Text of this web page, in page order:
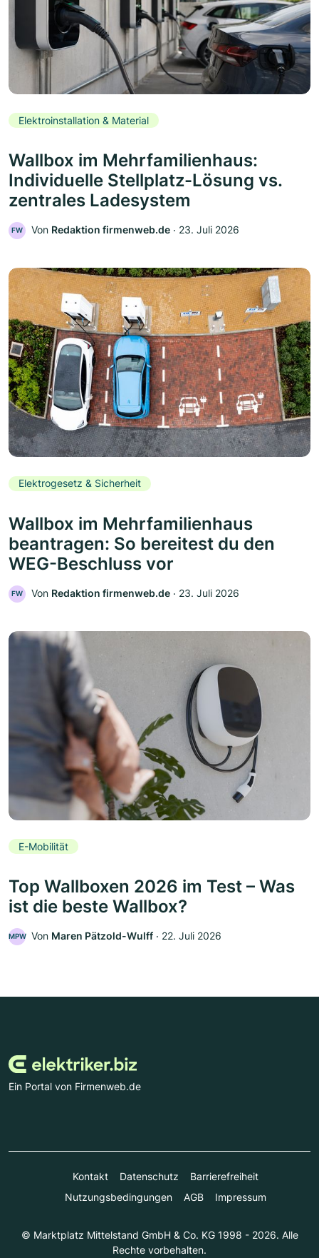
Elektroinstallation & Material
Wallbox im Mehrfamilienhaus:
Individuelle Stellplatz-Lösung vs.
zentrales Ladesystem
FW Von Redaktion firmenweb.de ‧ 23. Juli 2026
Elektrogesetz & Sicherheit
Wallbox im Mehrfamilienhaus
beantragen: So bereitest du den
WEG-Beschluss vor
FW Von Redaktion firmenweb.de ‧ 23. Juli 2026
E-Mobilität
Top Wallboxen 2026 im Test – Was
ist die beste Wallbox?
MPW Von Maren Pätzold-Wulff ‧ 22. Juli 2026
Ein Portal von Firmenweb.de
Kontakt Datenschutz
Barrierefreiheit
Nutzungsbedingungen
AGB Impressum
© Marktplatz Mittelstand GmbH & Co. KG 1998 - 2026. Alle
Rechte vorbehalten.